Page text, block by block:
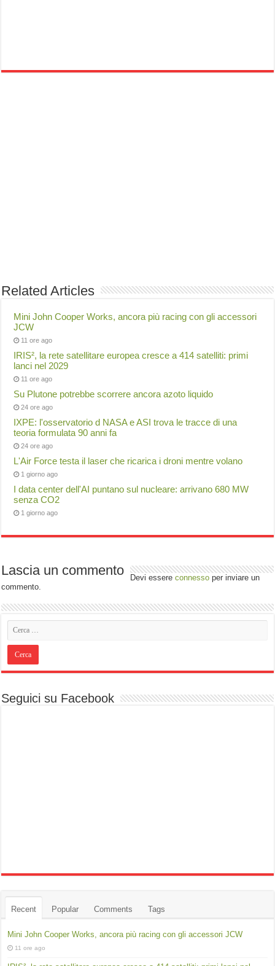
Related Articles
Mini John Cooper Works, ancora più racing con gli accessori
JCW
11 ore ago
IRIS², la rete satellitare europea cresce a 414 satelliti: primi
lanci nel 2029
11 ore ago
Su Plutone potrebbe scorrere ancora azoto liquido
24 ore ago
IXPE: l'osservatorio d NASA e ASI trova le tracce di una
teoria formulata 90 anni fa
24 ore ago
L'Air Force testa il laser che ricarica i droni mentre volano
1 giorno ago
I data center dell'AI puntano sul nucleare: arrivano 680 MW
senza CO2
1 giorno ago
Lascia un commento Devi essereconnesso per inviare un
commento.
Seguici su Facebook
Recent Popular Comments Tags
Mini John Cooper Works, ancora più racing con gli accessori JCW
11 ore ago